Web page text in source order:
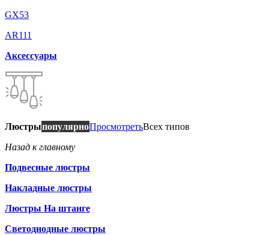
GX53
AR111
Аксессуары
ЛюстрыпопулярноПросмотретьВсех типов
Назад к главному
Подвесные люстры
Накладные люстры
Люстры На штанге
Светодиодные люстры